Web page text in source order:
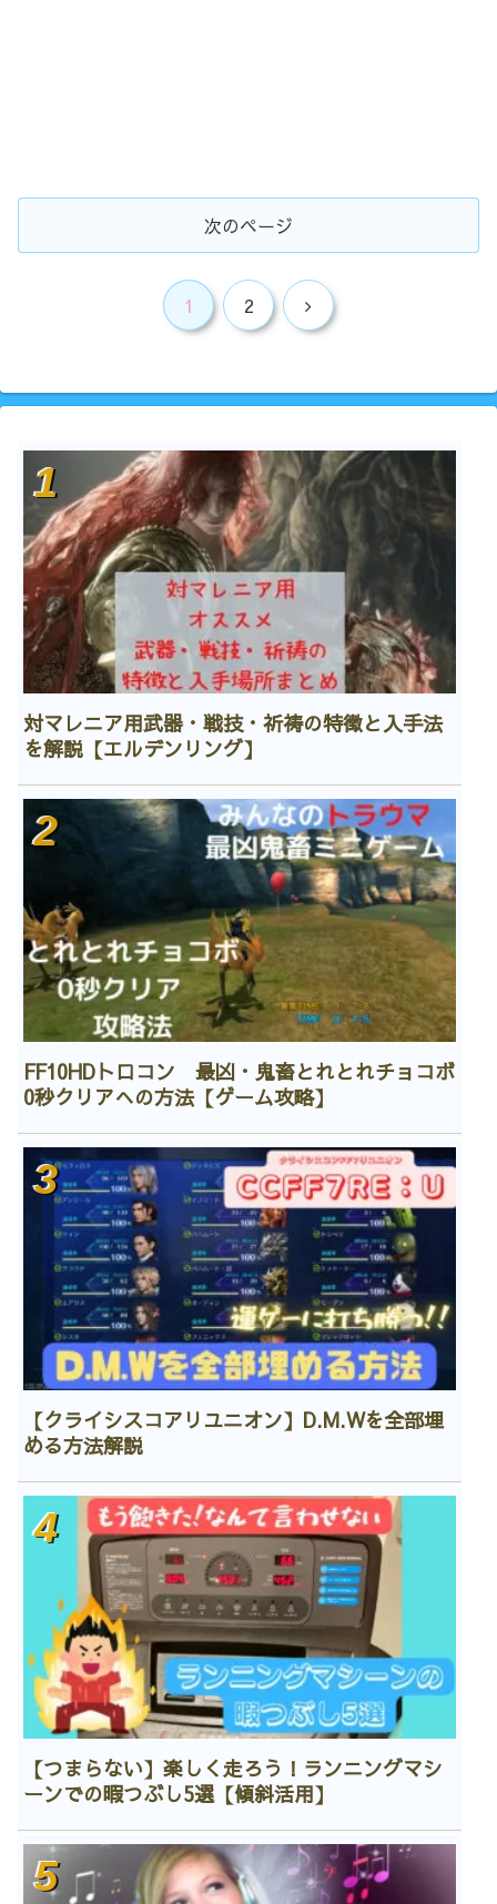
次のページ
1 2
次
対マレニア用武器・戦技・祈祷の特徴と入手法
を解説【エルデンリング】
FF10HDトロコン 最凶・鬼畜とれとれチョコボ
0秒クリアへの方法【ゲーム攻略】
【クライシスコアリユニオン】D.M.Wを全部埋
める方法解説
【つまらない】楽しく走ろう！ランニングマシ
ーンでの暇つぶし5選【傾斜活用】